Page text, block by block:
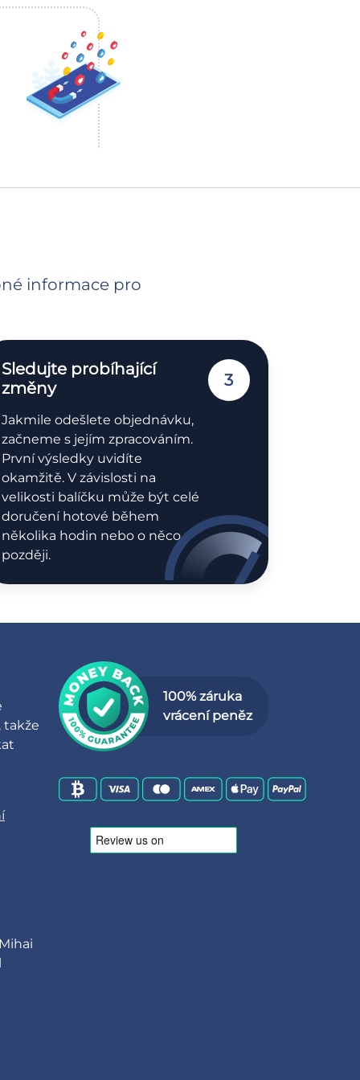
informace pro
Sledujte probíhající
změny
Jakmile odešlete objednávku,
začneme s jejím zpracováním.
První výsledky uvidíte
okamžitě. V závislosti na
velikosti balíčku může být celé
doručení hotové během
několika hodin nebo o něco
později.
3
takže
100% záruka
vrácení peněz